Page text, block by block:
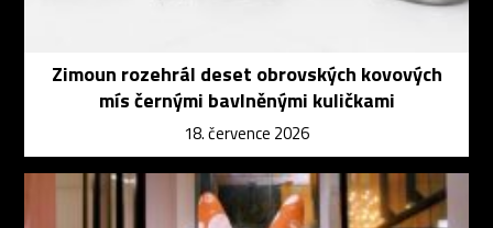
Zimoun rozehrál deset obrovských kovových
mís černými bavlněnými kuličkami
18. července 2026